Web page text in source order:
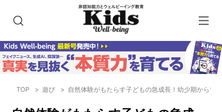
TOP 遊び 自然体験がもたらす子どもの急成長！幼少期から雪